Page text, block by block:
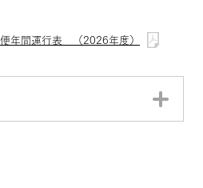
年間運行表 （2026年度）